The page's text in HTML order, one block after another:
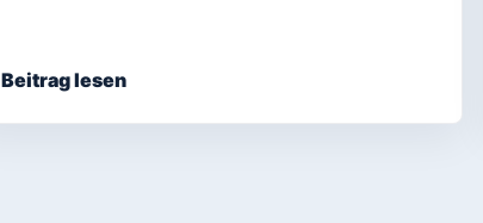
Beitrag lesen